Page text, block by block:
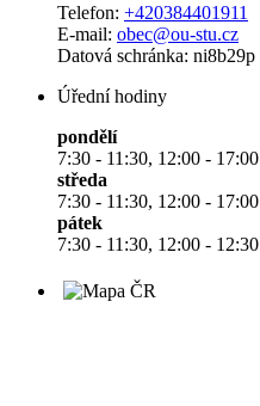
Telefon: +420384401911
E-mail: obec@ou-stu.cz
Datová schránka: ni8b29p
Úřední hodiny
pondělí
7:30 - 11:30, 12:00 - 17:00
středa
7:30 - 11:30, 12:00 - 17:00
pátek
7:30 - 11:30, 12:00 - 12:30